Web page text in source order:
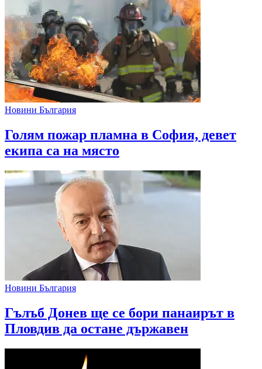
Новини България
Голям пожар пламна в София, девет
екипа са на място
Новини България
Гълъб Донев ще се бори панаирът в
Пловдив да остане държавен